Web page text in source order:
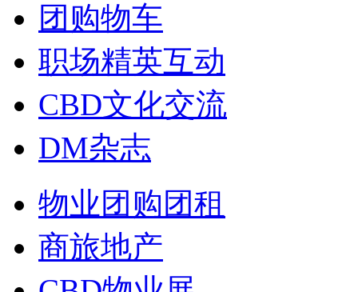
团购物车
职场精英互动
CBD文化交流
DM杂志
物业团购团租
商旅地产